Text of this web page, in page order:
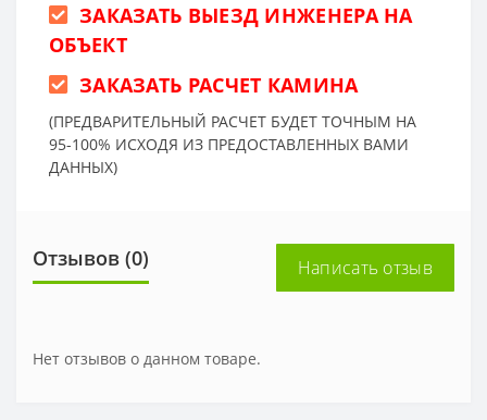
ЗАКАЗАТЬ ВЫЕЗД ИНЖЕНЕРА НА
ОБЪЕКТ
ЗАКАЗАТЬ РАСЧЕТ КАМИНА
(ПРЕДВАРИТЕЛЬНЫЙ РАСЧЕТ БУДЕТ ТОЧНЫМ НА
95-100% ИСХОДЯ ИЗ ПРЕДОСТАВЛЕННЫХ ВАМИ
ДАННЫХ)
Отзывов (0) Написать отзыв
Нет отзывов о данном товаре.